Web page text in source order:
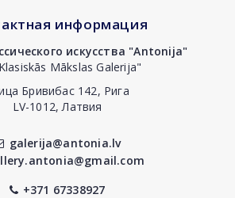
информация
искусства "Antonija"
Mākslas Galerija"
Бривибас 142, Рига
LV-1012, Латвия
galerija@antonia.lv
+371 67338927